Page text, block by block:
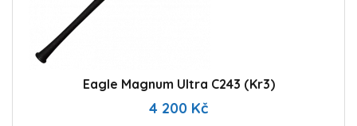
Eagle Magnum Ultra C243 (Kr3)
4 200 Kč